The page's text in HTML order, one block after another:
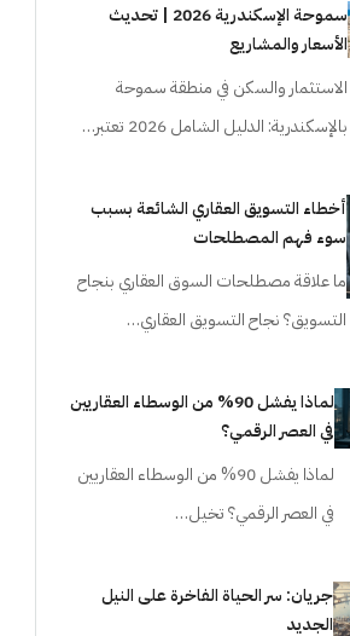
سموحة الإسكندرية 2026 | تحديث
الأسعار والمشاريع
الاستثمار والسكن في منطقة سموحة
بالإسكندرية: الدليل الشامل 2026 تعتبر…
أخطاء التسويق العقاري الشائعة بسبب
سوء فهم المصطلحات
ما علاقة مصطلحات السوق العقاري بنجاح
التسويق؟ نجاح التسويق العقاري…
لماذا يفشل 90% من الوسطاء العقاريين
في العصر الرقمي؟
لماذا يفشل 90% من الوسطاء العقاريين
في العصر الرقمي؟ تخيل…
جريان: سر الحياة الفاخرة على النيل
الجديد